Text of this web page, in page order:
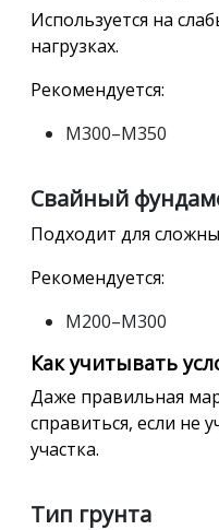
Используется на
нагрузках.
Рекомендуется:
М300–М350
Свайный
Подходит для
Рекомендуется:
М200–М300
Как учитывать
Даже правильная
справиться, если не
участка.
Тип грунта